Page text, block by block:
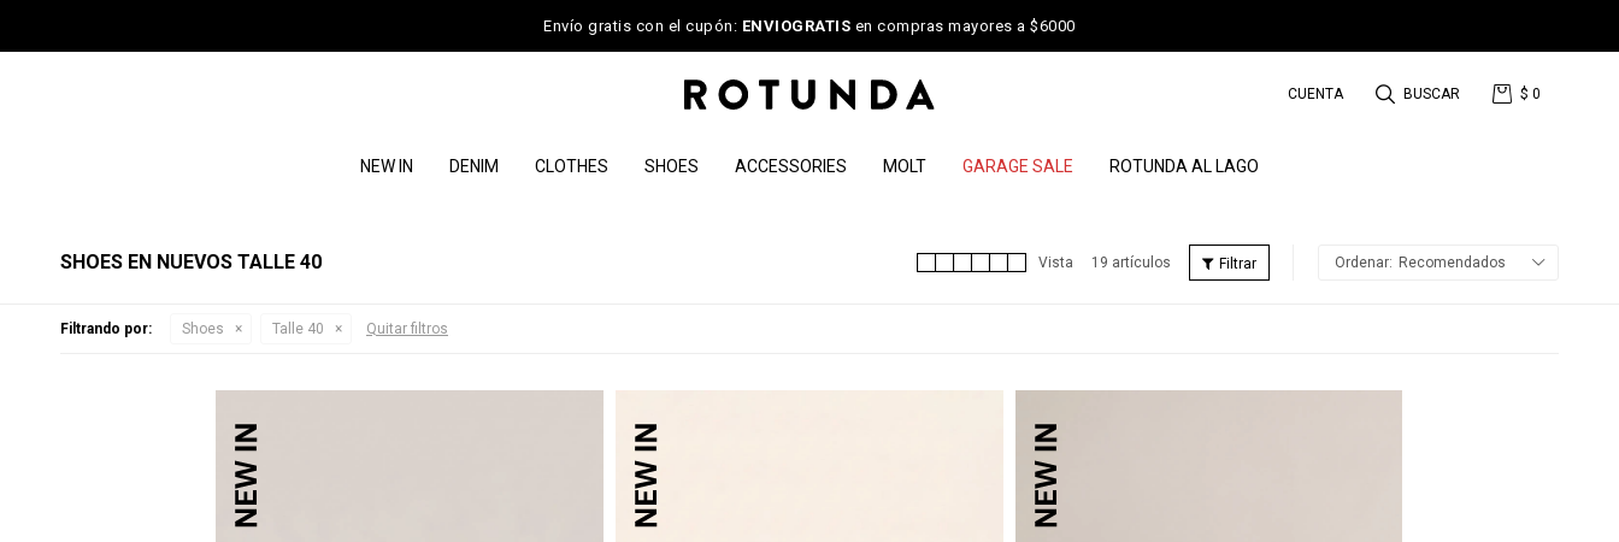
Envío gratis con el cupón: ENVIOGRATIS en compras mayores a $6000
NEW IN DENIM CLOTHES SHOES ACCESSORIES MOLT GARAGE SALE ROTUNDA AL LAGO
$ 0
SHOES EN NUEVOS TALLE 40 19 artículos Recomendados
Filtrando por: Shoes Talle 40 Quitar filtros